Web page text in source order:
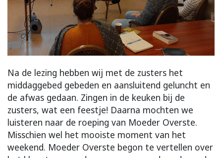
Na de lezing hebben wij met de zusters het
middaggebed gebeden en aansluitend geluncht en
de afwas gedaan. Zingen in de keuken bij de
zusters, wat een feestje! Daarna mochten we
luisteren naar de roeping van Moeder Overste.
Misschien wel het mooiste moment van het
weekend. Moeder Overste begon te vertellen over